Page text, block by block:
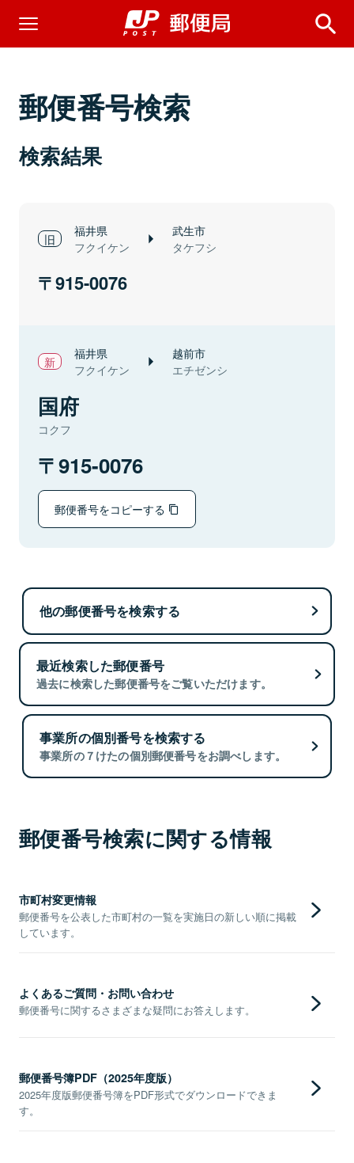
郵便番号検索
検索結果
福井県
フクイケン
武生市
タケフシ
915-0076
福井県
フクイケン
越前市
エチゼンシ
国府
コクフ
915-0076
郵便番号をコピーする
他の郵便番号を検索する
最近検索した郵便番号
過去に検索した郵便番号をご覧いただけます。
事業所の個別番号を検索する
事業所の７けたの個別郵便番号をお調べします。
郵便番号検索に関する情報
市町村変更情報
郵便番号を公表した市町村の一覧を実施日の新しい順に掲載
しています。
よくあるご質問・お問い合わせ
郵便番号に関するさまざまな疑問にお答えします。
郵便番号簿PDF（2025年度版）
2025年度版郵便番号簿をPDF形式でダウンロードできま
す。